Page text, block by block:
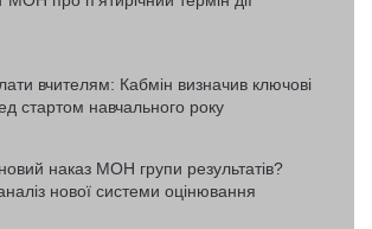
вчителям: Кабмін визначив ключові
стартом навчального року
наказ МОН групи результатів?
нової системи оцінювання